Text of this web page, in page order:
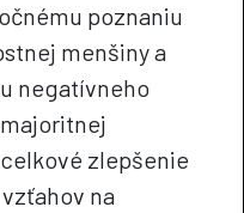
poznaniu
menšiny a
negatívneho
zlepšenie
na